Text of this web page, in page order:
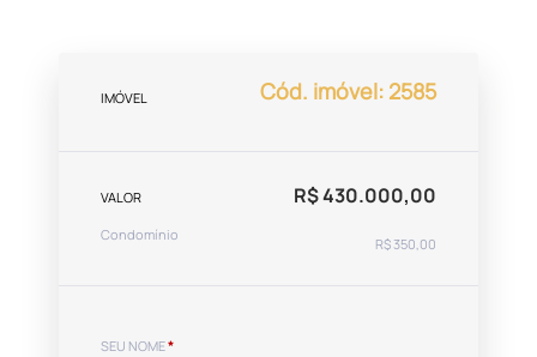
IMÓVEL Cód. imóvel: 2585
VALOR R$ 430.000,00
Condomínio
R$ 350,00
SEU NOME*